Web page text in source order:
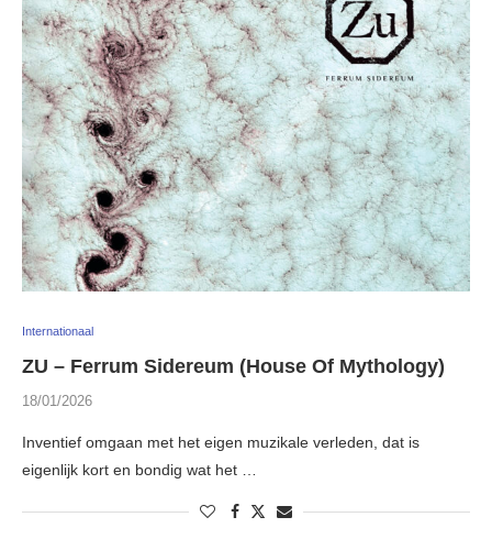
Internationaal
ZU – Ferrum Sidereum (House Of Mythology)
18/01/2026
Inventief omgaan met het eigen muzikale verleden, dat is
eigenlijk kort en bondig wat het …